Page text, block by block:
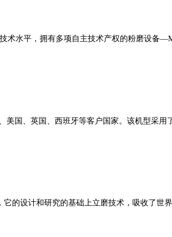
术水平，拥有多项自主技术产权的粉磨设备
美国、英国、西班牙等客户国家。该机型采
的设计和研究的基础上立磨技术，吸收了